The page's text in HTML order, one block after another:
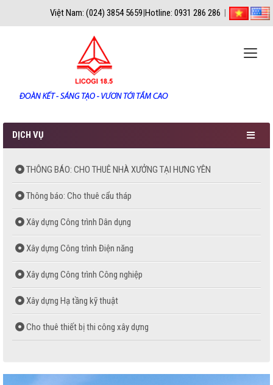
Việt Nam: (024) 3854 5659|Hotline: 0931 286 286 |
Toggle
DỊCH VỤ
THÔNG BÁO: CHO THUÊ NHÀ XƯỞNG TẠI HƯNG YÊN
Thông báo: Cho thuê cẩu tháp
Xây dựng Công trình Dân dụng
Xây dựng Công trình Điện năng
Xây dựng Công trình Công nghiệp
Xây dựng Hạ tầng kỹ thuật
Cho thuê thiết bị thi công xây dựng